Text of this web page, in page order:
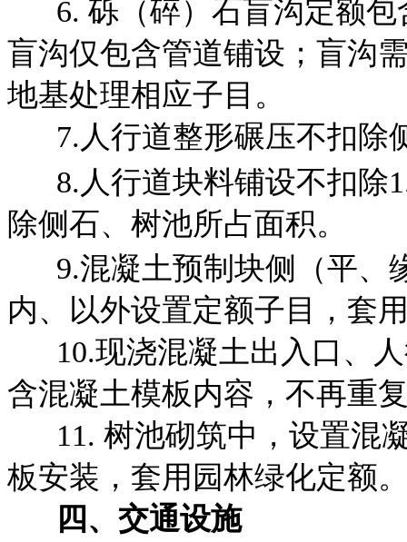
6. 砾（碎）石盲沟定额包
盲沟仅包含管道铺设； 盲沟
地基处理相应子目。
7.人行道整形碾压不扣除
8.人行道块料铺设不扣除
除侧石、树池所占面积。
9.混凝土预制块侧（平、
内、以外设置定额子目， 套
10.现浇混凝土出入口、人
含混凝土模板内容， 不再重
11. 树池砌筑中，设置混
板安装，套用园林绿化定额
四 、 交通设施